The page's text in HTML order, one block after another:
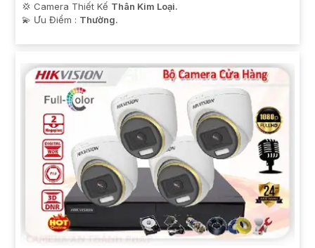
💢 Camera Thiết Kế Thân Kim Loại.
️💫 Ưu Điểm : Thường.